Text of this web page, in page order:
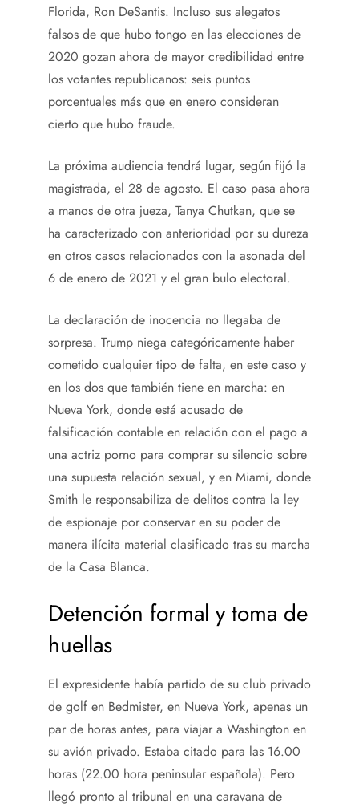
Florida, Ron DeSantis. Incluso sus alegatos
falsos de que hubo tongo en las elecciones de
2020 gozan ahora de mayor credibilidad entre
los votantes republicanos: seis puntos
porcentuales más que en enero consideran
cierto que hubo fraude.
La próxima audiencia tendrá lugar, según fijó la
magistrada, el 28 de agosto. El caso pasa ahora
a manos de otra jueza, Tanya Chutkan, que se
ha caracterizado con anterioridad por su dureza
en otros casos relacionados con la asonada del
6 de enero de 2021 y el gran bulo electoral.
La declaración de inocencia no llegaba de
sorpresa. Trump niega categóricamente haber
cometido cualquier tipo de falta, en este caso y
en los dos que también tiene en marcha: en
Nueva York, donde está acusado de
falsificación contable en relación con el pago a
una actriz porno para comprar su silencio sobre
una supuesta relación sexual, y en Miami, donde
Smith le responsabiliza de delitos contra la ley
de espionaje por conservar en su poder de
manera ilícita material clasificado tras su marcha
de la Casa Blanca.
Detención formal y toma de
huellas
El expresidente había partido de su club privado
de golf en Bedmister, en Nueva York, apenas un
par de horas antes, para viajar a Washington en
su avión privado. Estaba citado para las 16.00
horas (22.00 hora peninsular española). Pero
llegó pronto al tribunal en una caravana de